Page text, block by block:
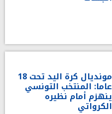
مونديال كرة اليد تحت 18
عاما: المنتخب التونسي
ينهزم أمام نظيره
الكرواتي